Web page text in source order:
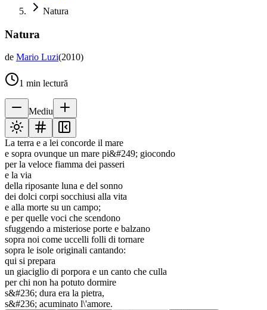
Natura
Natura
de Mario Luzi(2010)
1 min lectură
Mediu
La terra e a lei concorde il mare
e sopra ovunque un mare pi&#249; giocondo
per la veloce fiamma dei passeri
e la via
della riposante luna e del sonno
dei dolci corpi socchiusi alla vita
e alla morte su un campo;
e per quelle voci che scendono
sfuggendo a misteriose porte e balzano
sopra noi come uccelli folli di tornare
sopra le isole originali cantando:
qui si prepara
un giaciglio di porpora e un canto che culla
per chi non ha potuto dormire
s&#236; dura era la pietra,
s&#236; acuminato l\'amore.